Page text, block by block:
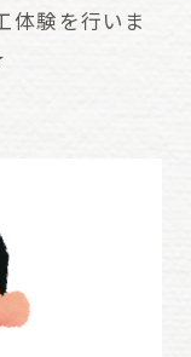
体験を行いま